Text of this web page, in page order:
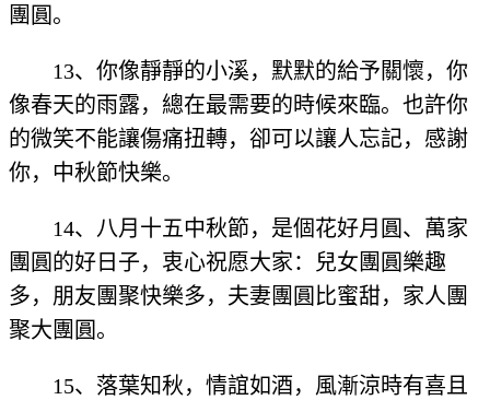
團圓。
13、你像靜靜的小溪，默默的給予關懷，你
像春天的雨露，總在最需要的時候來臨。也許你
的微笑不能讓傷痛扭轉，卻可以讓人忘記，感謝
你，中秋節快樂。
14、八月十五中秋節，是個花好月圓、萬家
團圓的好日子，衷心祝愿大家：兒女團圓樂趣
多，朋友團聚快樂多，夫妻團圓比蜜甜，家人團
聚大團圓。
15、落葉知秋，情誼如酒，風漸涼時有喜且